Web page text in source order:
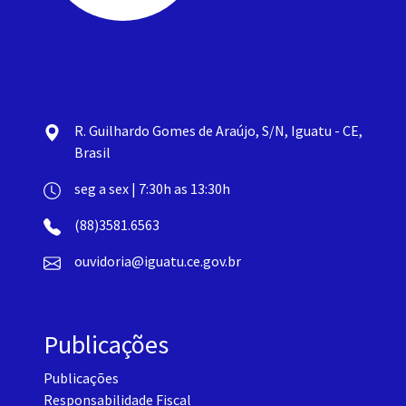
R. Guilhardo Gomes de Araújo, S/N, Iguatu - CE,
Brasil
seg a sex | 7:30h as 13:30h
(88)3581.6563
ouvidoria@iguatu.ce.gov.br
Publicações
Publicações
Responsabilidade Fiscal